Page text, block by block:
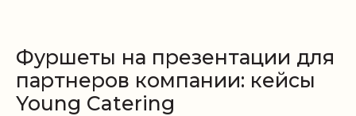
Фуршеты на презентации для
партнеров компании: кейсы
Young Catering